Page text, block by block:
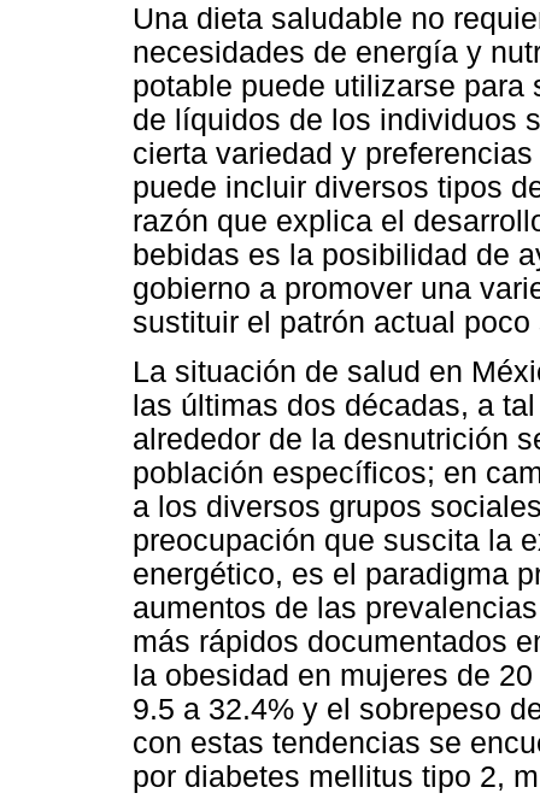
Una dieta saludable no
necesidades de energía y
potable puede utilizarse
de líquidos de los individuos
cierta variedad y
puede incluir diversos tipos
razón que explica el
bebidas es la posibilidad de
gobierno a promover una
sustituir el patrón actual
La situación de salud en
las últimas dos décadas, a
alrededor de la desnutrición
población específicos; en
a los diversos grupos
preocupación que suscita la
energético, es el paradigma
aumentos de las
más rápidos documentados
la obesidad en mujeres de
9.5 a 32.4% y el sobrepeso
con estas tendencias se
por diabetes mellitus tipo 2,